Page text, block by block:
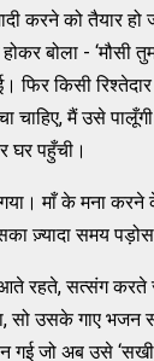
करने को
होकर बोला -
फिर किसी
चाहिए, मैं उसे
घर पहुँची।
गया। माँ के मना
ज़्यादा समय
रहते, सत्संग करते
सो उसके गाए भजन
गई जो अब उसे ‘सखी